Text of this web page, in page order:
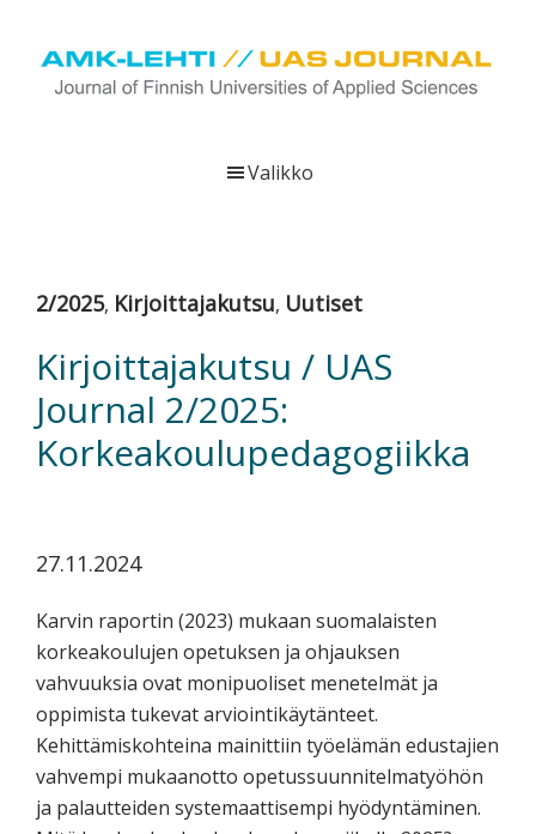
Hyppää
pääsisältöön
Hyppää
ensisijaiseen
Hyppää
alatunnisteeseen
viestittää
tutkimus-,
kehittämis-
ja
innovaatiotoiminnasta
koskevasta
kaikille
kiinnostuneille.
Valikko
2/2025, Kirjoittajakutsu, Uutiset
Kirjoittajakutsu / UAS
Journal 2/2025:
Korkeakoulupedagogiikka
27.11.2024
Karvin raportin (2023) mukaan suomalaisten
korkeakoulujen opetuksen ja ohjauksen
vahvuuksia ovat monipuoliset menetelmät ja
oppimista tukevat arviointikäytänteet.
Kehittämiskohteina mainittiin työelämän edustajien
vahvempi mukaanotto opetussuunnitelmatyöhön
ja palautteiden systemaattisempi hyödyntäminen.